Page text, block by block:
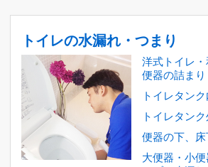
トイレの水漏れ・つまり
洋式トイレ
便器の詰まり
トイレタン
トイレタン
便器の下、
大便器・小